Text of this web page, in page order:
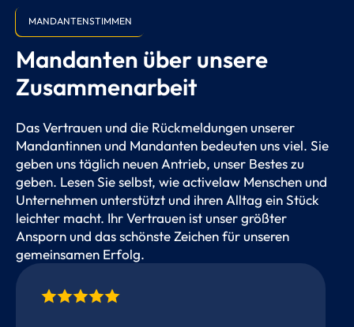
MANDANTENSTIMMEN
Mandanten über unsere
Zusammenarbeit
Das Vertrauen und die Rückmeldungen unserer
Mandantinnen und Mandanten bedeuten uns viel. Sie
geben uns täglich neuen Antrieb, unser Bestes zu
geben. Lesen Sie selbst, wie activelaw Menschen und
Unternehmen unterstützt und ihren Alltag ein Stück
leichter macht. Ihr Vertrauen ist unser größter
Ansporn und das schönste Zeichen für unseren
gemeinsamen Erfolg.